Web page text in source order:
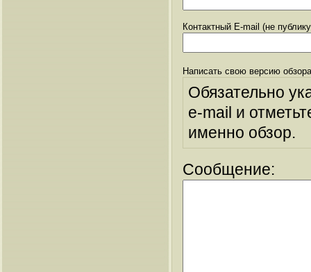
Контактный E-mail (не
Написать свою версию
Обязательно
e-mail и
именно обзор.
Сообщение: